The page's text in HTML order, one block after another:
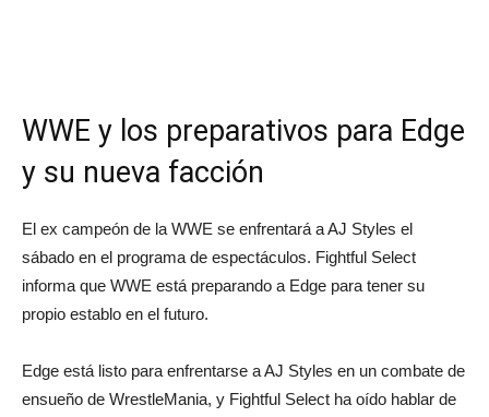
WWE y los preparativos para Edge
y su nueva facción
El ex campeón de la WWE se enfrentará a AJ Styles el
sábado en el programa de espectáculos. Fightful Select
informa que WWE está preparando a Edge para tener su
propio establo en el futuro.
Edge está listo para enfrentarse a AJ Styles en un combate de
ensueño de WrestleMania, y Fightful Select ha oído hablar de